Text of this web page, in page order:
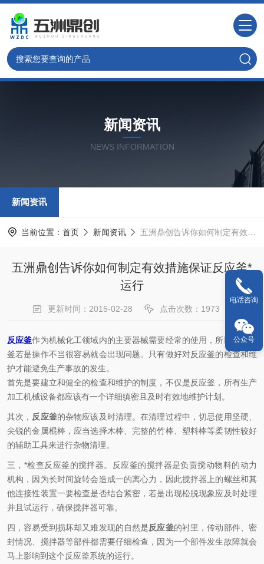
新闻资讯
NEWS INFORMATION
新闻资讯
当前位置： 首页 新闻资讯 五洲鼎创告诉你如何制定有效措施保证反应釜*运行
五洲鼎创告诉你如何制定有效措施保证反应釜*
运行
更新时间：2015-02-28 点击次数：1973
反应釜作为机械化工领域内的主要器械需要经常的使用，所以对反应
釜若是操作不当很容易就会出现问题。只有做好对反应釜的检查和维
护才能避免生产事故的发生。
首先是要建立和健全的检查和维护的制度，不仅是反应釜，所有生产
加工机械设备都应该有一个详细缜密且及时有效地维护计划。
其次， 反应釜的杂物应该及时清理。在清理过程中，切忌使用坚硬、
尖锐的金属棍棒，应当选择木棒、完整的竹棒、塑料棒等柔韧性较好
的辅助工具来进行杂物清理。
三，*检查反应釜的搅拌器。反应釜的搅拌器是负责搅动物料的动力
机构，因为长时间旋转会造成一的离心力，因此搅拌器上的螺丝和其
他连接性装置一要检查是否结合紧密，若是出现松脱现象应及时处理
并且试运行，确保搅拌器可靠。
四，容易受到损坏却又难发现的自然是反应釜的衬里，传动部件、密
封情况、搅拌器等部件都需要仔细检查，因为一个部件发生故障就会
马上影响到这个反应釜系统的运行。
电话咨询
公众号